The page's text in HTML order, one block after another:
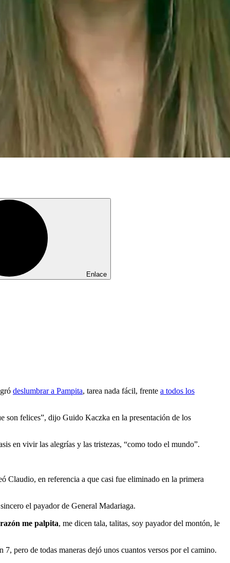
Enlace
deslumbrar a Pampita, tarea nada fácil, frente a todos los
son felices”, dijo Guido Kaczka en la presentación de los
en vivir las alegrías y las tristezas, “como todo el mundo”.
Claudio, en referencia a que casi fue eliminado en la primera
el payador de General Madariaga.
me palpita, me dicen tala, talitas, soy payador del montón, le
pero de todas maneras dejó unos cuantos versos por el camino.